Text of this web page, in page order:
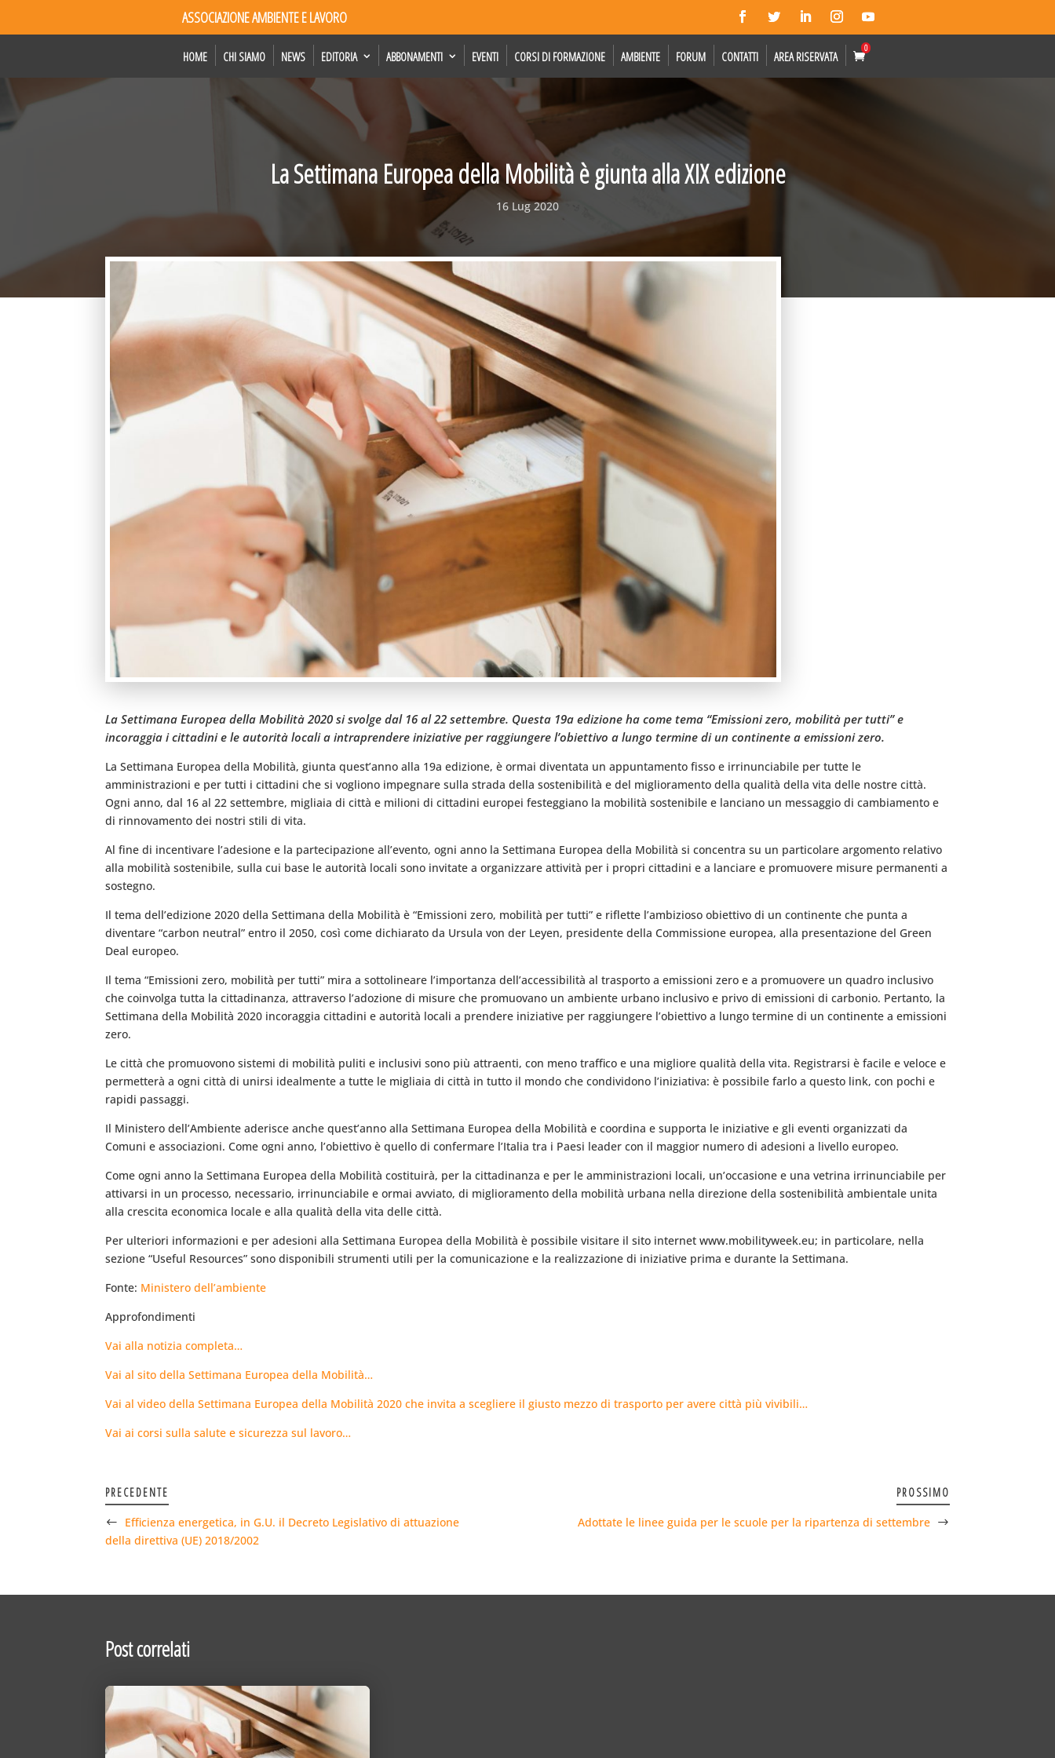
ASSOCIAZIONE AMBIENTE E LAVORO
HOME CHI SIAMO NEWS EDITORIA ABBONAMENTI EVENTI CORSI DI FORMAZIONE AMBIENTE FORUM CONTATTI AREA RISERVATA
0
La Settimana Europea della Mobilità è giunta alla XIX edizione
16 Lug 2020
La Settimana Europea della Mobilità 2020 si svolge dal 16 al 22 settembre. Questa 19a edizione ha come tema “Emissioni zero, mobilità per tutti” e
incoraggia i cittadini e le autorità locali a intraprendere iniziative per raggiungere l’obiettivo a lungo termine di un continente a emissioni zero.
La Settimana Europea della Mobilità, giunta quest’anno alla 19a edizione, è ormai diventata un appuntamento fisso e irrinunciabile per tutte le
amministrazioni e per tutti i cittadini che si vogliono impegnare sulla strada della sostenibilità e del miglioramento della qualità della vita delle nostre città.
Ogni anno, dal 16 al 22 settembre, migliaia di città e milioni di cittadini europei festeggiano la mobilità sostenibile e lanciano un messaggio di cambiamento e
di rinnovamento dei nostri stili di vita.
Al fine di incentivare l’adesione e la partecipazione all’evento, ogni anno la Settimana Europea della Mobilità si concentra su un particolare argomento relativo
alla mobilità sostenibile, sulla cui base le autorità locali sono invitate a organizzare attività per i propri cittadini e a lanciare e promuovere misure permanenti a
sostegno.
Il tema dell’edizione 2020 della Settimana della Mobilità è “Emissioni zero, mobilità per tutti” e riflette l’ambizioso obiettivo di un continente che punta a
diventare “carbon neutral” entro il 2050, così come dichiarato da Ursula von der Leyen, presidente della Commissione europea, alla presentazione del Green
Deal europeo.
Il tema “Emissioni zero, mobilità per tutti” mira a sottolineare l’importanza dell’accessibilità al trasporto a emissioni zero e a promuovere un quadro inclusivo
che coinvolga tutta la cittadinanza, attraverso l’adozione di misure che promuovano un ambiente urbano inclusivo e privo di emissioni di carbonio. Pertanto, la
Settimana della Mobilità 2020 incoraggia cittadini e autorità locali a prendere iniziative per raggiungere l’obiettivo a lungo termine di un continente a emissioni
zero.
Le città che promuovono sistemi di mobilità puliti e inclusivi ​​sono più attraenti, con meno traffico e una migliore qualità della vita. Registrarsi è facile e veloce e
permetterà a ogni città di unirsi idealmente a tutte le migliaia di città in tutto il mondo che condividono l’iniziativa: è possibile farlo a questo link, con pochi e
rapidi passaggi.
Il Ministero dell’Ambiente aderisce anche quest’anno alla Settimana Europea della Mobilità e coordina e supporta le iniziative e gli eventi organizzati da
Comuni e associazioni. Come ogni anno, l’obiettivo è quello di confermare l’Italia tra i Paesi leader con il maggior numero di adesioni a livello europeo.
Come ogni anno la Settimana Europea della Mobilità costituirà, per la cittadinanza e per le amministrazioni locali, un’occasione e una vetrina irrinunciabile per
attivarsi in un processo, necessario, irrinunciabile e ormai avviato, di miglioramento della mobilità urbana nella direzione della sostenibilità ambientale unita
alla crescita economica locale e alla qualità della vita delle città.
Per ulteriori informazioni e per adesioni alla Settimana Europea della Mobilità è possibile visitare il sito internet www.mobilityweek.eu; in particolare, nella
sezione “Useful Resources” sono disponibili strumenti utili per la comunicazione e la realizzazione di iniziative prima e durante la Settimana.
Fonte: Ministero dell’ambiente
Approfondimenti
Vai alla notizia completa…
Vai al sito della Settimana Europea della Mobilità…
Vai al video della Settimana Europea della Mobilità 2020 che invita a scegliere il giusto mezzo di trasporto per avere città più vivibili…
Vai ai corsi sulla salute e sicurezza sul lavoro…
PRECEDENTE
Efficienza energetica, in G.U. il Decreto Legislativo di attuazione
della direttiva (UE) 2018/2002
PROSSIMO
Adottate le linee guida per le scuole per la ripartenza di settembre
Post correlati